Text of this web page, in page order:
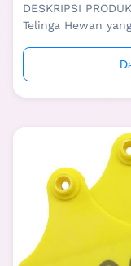
DESKRIPSI
Telinga Hewan
Aplikasi Sapi/
besar lainnya